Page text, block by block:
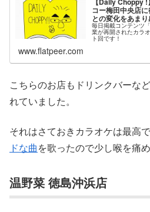
コー梅田中央店
との変化をあま
毎日掲載コンテンツ
業が再開されたカラ
ト回です！
www.flatpeer.com
こちらのお店もドリンクバーな
れていました。
それはさておきカラオケは最高
ドな曲を歌ったので少し喉を痛
温野菜 徳島沖浜店